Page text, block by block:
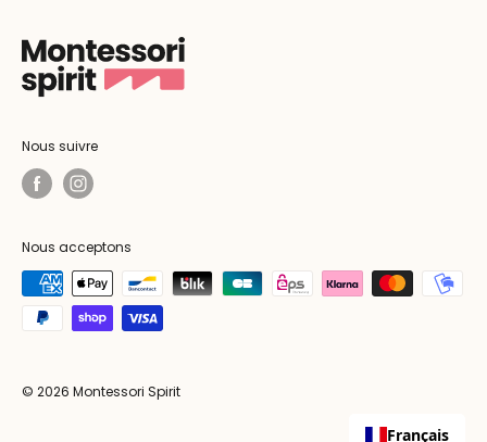
Nous suivre
Nous acceptons
© 2026 Montessori Spirit
Français